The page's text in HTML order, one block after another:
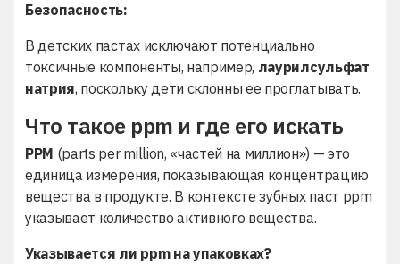
Безопасность:
В детских пастах исключают потенциально
токсичные компоненты, например, лаурилсульфат
натрия, поскольку дети склонны ее проглатывать.
Что такое ppm и где его искать
PPM (parts per million, «частей на миллион») — это
единица измерения, показывающая концентрацию
вещества в продукте. В контексте зубных паст ppm
указывает количество активного вещества.
Указывается ли ppm на упаковках?